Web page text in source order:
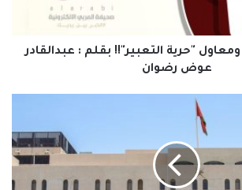
#فرص_عمل السعودية
وظائف شاغرة
"حرية التعبير"!! بقلم : عبدالقادر
عوض رضوان